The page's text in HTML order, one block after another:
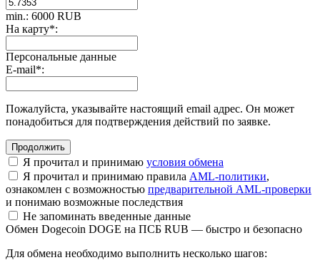
min.: 6000 RUB
На карту*:
Персональные данные
E-mail*:
Пожалуйста, указывайте настоящий email адрес. Он может
понадобиться для подтверждения действий по заявке.
Я прочитал и принимаю условия обмена
Я прочитал и принимаю правила AML-политики,
ознакомлен с возможностью предварительной AML-проверки
и понимаю возможные последствия
Не запоминать введенные данные
Обмен Dogecoin DOGE на ПСБ RUB — быстро и безопасно
Для обмена необходимо выполнить несколько шагов: